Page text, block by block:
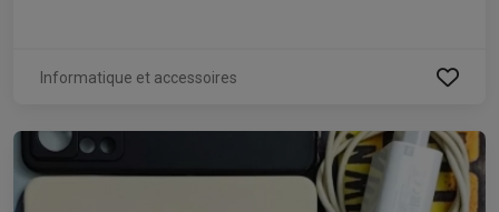
Informatique et accessoires